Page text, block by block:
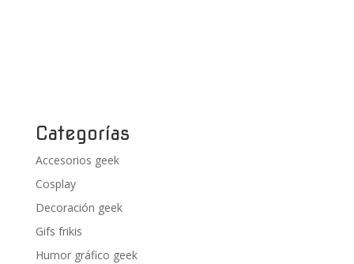
Categorías
Accesorios geek
Cosplay
Decoración geek
Gifs frikis
Humor gráfico geek